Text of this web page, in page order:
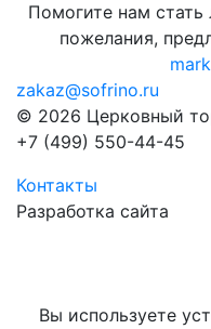
Помогите нам
пожелания,
zakaz@sofrino.ru
© 2026 Церковный
+7 (499) 550-44-45
Контакты
Разработка сайта
Вы используете